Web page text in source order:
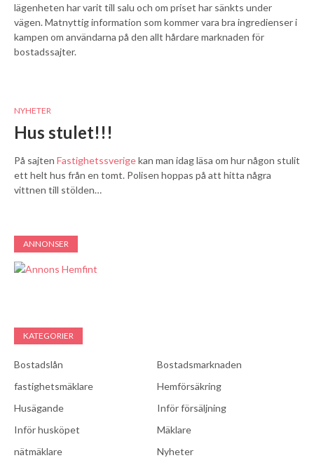
lägenheten har varit till salu och om priset har sänkts under
vägen.Matnyttig information som kommer vara bra ingredienser i
kampen om användarna på den allt hårdare marknaden för
bostadssajter.
NYHETER
Hus stulet!!!
På sajten Fastighetssverigekan man idag läsa om hur någon stulit
ett helt hus från en tomt. Polisen hoppas på att hitta några
vittnen till stölden…
ANNONSER
KATEGORIER
Bostadslån
Bostadsmarknaden
fastighetsmäklare
Hemförsäkring
Husägande
Inför försäljning
Inför husköpet
Mäklare
nätmäklare
Nyheter